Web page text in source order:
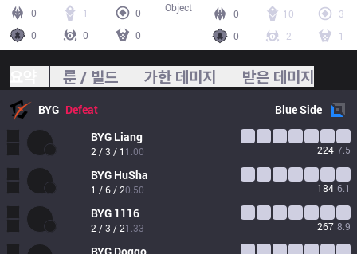
0 1
0
0
0 0
0 10
3
0
2 1
Object
룬 / 빌드 가한 데미지 받은 데미지
BYG Defeat BlueSide
BYG Liang
2 / 3 / 1 1.00 224 7.5
BYG HuSha
1 / 6 / 20.50 184 6.1
BYG 1116
2 / 3 / 21.33 267 8.9